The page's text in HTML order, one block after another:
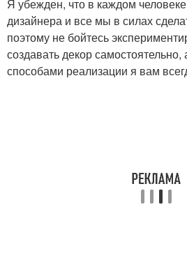
Я убежден, что в каждом человеке
дизайнера и все мы в силах
поэтому не бойтесь
создавать декор
способами реализации я вам